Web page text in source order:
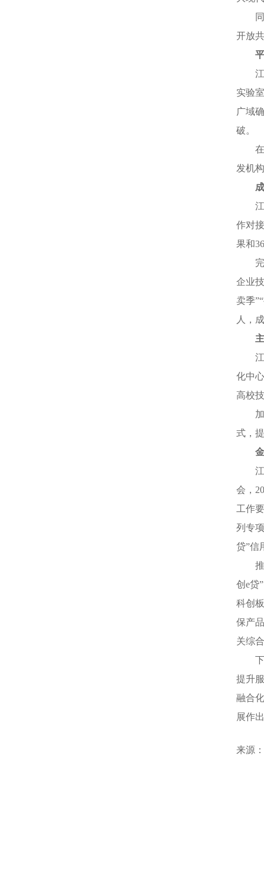
开放
实验
广域
破。
发机
作对
果和
企业
卖季
人，
化中
高校
式，
会，
工作
列专
贷”信
创e贷
科创
保产
关综
提升
融合
展作
来源